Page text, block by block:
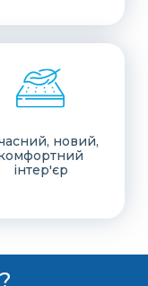
новий,
інтер'єр